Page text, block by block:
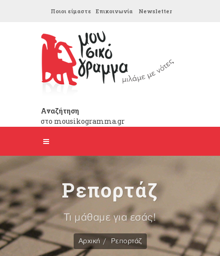
Ποιοι είμαστε Επικοινωνία Newsletter
Αναζήτηση
στο mousikogramma.gr
Ρεπορτάζ
Τι μάθαμε για εσάς!
Αρχική Ρεπορτάζ